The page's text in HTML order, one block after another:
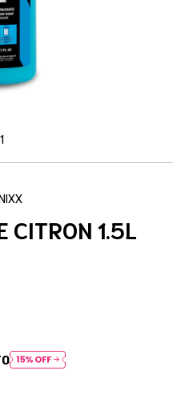
1
CITRON 1.5L